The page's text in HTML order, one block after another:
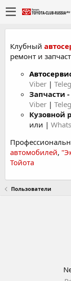
Клубный
ремонт и
Viber |
Запчасти -
Viber |
Кузовной
или |
автомобилей,
Тойота
Пользователи